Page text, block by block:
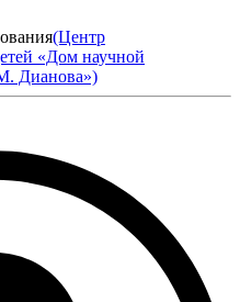
(Центр
«Дом научной
Дианова»)